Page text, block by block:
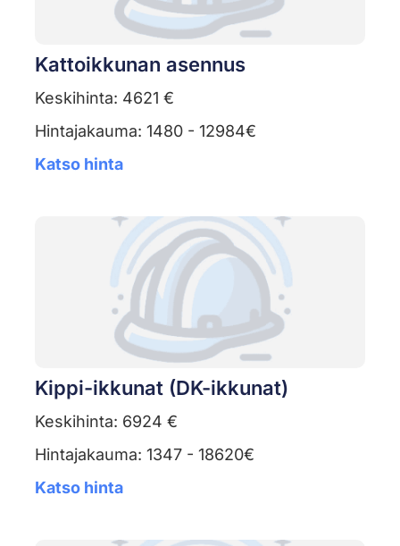
Kattoikkunan asennus
Keskihinta: 4621 €
Hintajakauma: 1480 - 12984€
Katso hinta
Kippi-ikkunat (DK-ikkunat)
Keskihinta: 6924 €
Hintajakauma: 1347 - 18620€
Katso hinta